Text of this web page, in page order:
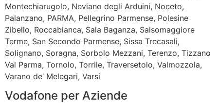
Montechiarugolo, Neviano degli Arduini, Noceto,
Palanzano, PARMA, Pellegrino Parmense, Polesine
Zibello, Roccabianca, Sala Baganza, Salsomaggiore
Terme, San Secondo Parmense, Sissa Trecasali,
Solignano, Soragna, Sorbolo Mezzani, Terenzo, Tizzano
Val Parma, Tornolo, Torrile, Traversetolo, Valmozzola,
Varano de’ Melegari, Varsi
Vodafone per Aziende